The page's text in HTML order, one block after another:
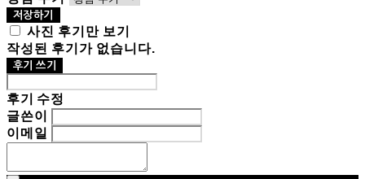
저장하기
사진 후기만 보기
작성된 후기가 없습니다.
후기 쓰기
후기 수정
글쓴이
이메일